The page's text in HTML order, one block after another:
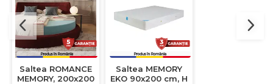
Saltea ROMANCE
MEMORY, 200x200
Saltea MEMORY
EKO 90x200 cm, H